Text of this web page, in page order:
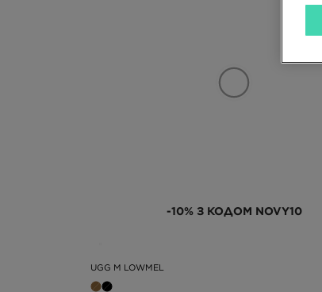
-10% З КОДОМ NOVY10
UGG M LOWMEL